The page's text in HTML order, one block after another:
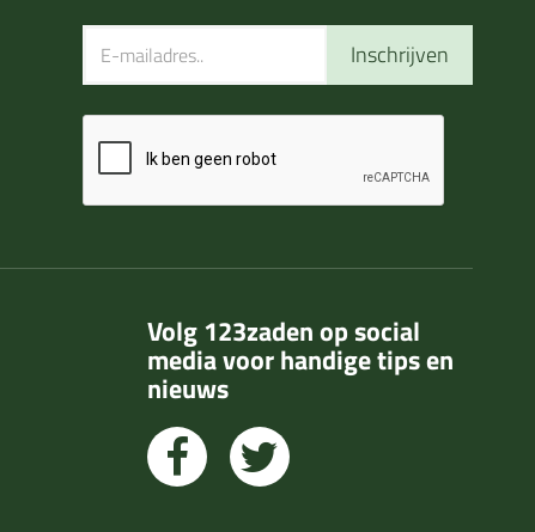
Inschrijven
Volg 123zaden op social
media voor handige tips en
nieuws